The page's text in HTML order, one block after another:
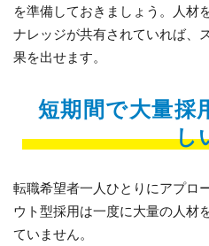
を準備しておきましょう。人材
ナレッジが共有されていれば、
果を出せます。
短期間で大量採
し
転職希望者一人ひとりにアプロ
ウト型採用は一度に大量の人材
ていません。